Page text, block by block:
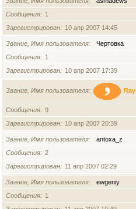
Сообщения
1
Зарегистрирован
10 апр 2007 14:45
Звание, Имя пользователя
Чертовка
Сообщения
1
Зарегистрирован
10 апр 2007 17:39
Звание, Имя пользователя Ray
Сообщения
9
Зарегистрирован
10 апр 2007 20:39
Звание, Имя пользователя
antoxa_z
Сообщения
2
Зарегистрирован
11 апр 2007 02:29
Звание, Имя пользователя
ewgeniy
Сообщения
1